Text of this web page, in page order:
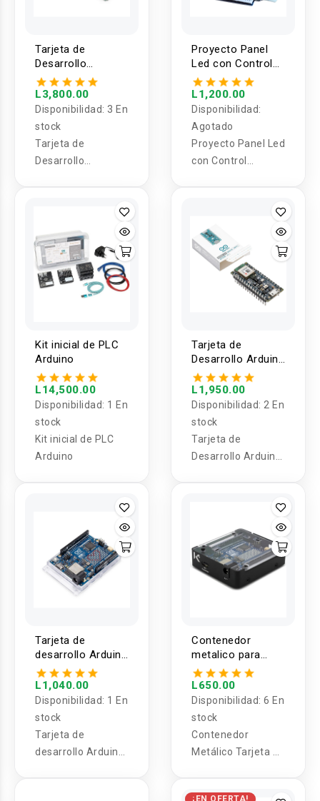
Tarjeta de
Desarrollo
ARDUINO GIGA R1
WIFI
L3,800.00
Disponibilidad: 3 En
stock
Tarjeta de
Desarrollo
Proyecto Panel
Led con Control
inalámbrico
controlado con
Arduino
L1,200.00
Disponibilidad:
Agotado
Proyecto Panel Led
con Control
Kit inicial de PLC
Arduino
L14,500.00
Disponibilidad: 1 En
stock
Kit inicial de PLC
Arduino
Tarjeta de
Desarrollo Arduino
Nano 33 BLE
Sense Rev2
L1,950.00
Disponibilidad: 2 En
stock
Tarjeta de
Desarrollo Arduino
Tarjeta de
desarrollo Arduino
UNO R4 WIFI
L1,040.00
Disponibilidad: 1 En
stock
Tarjeta de
desarrollo Arduino
Contenedor
metalico para
tarjeta de
desarrollo Arduino
UNO R4 Minima
L650.00
Disponibilidad: 6 En
stock
Contenedor
Metálico Tarjeta de